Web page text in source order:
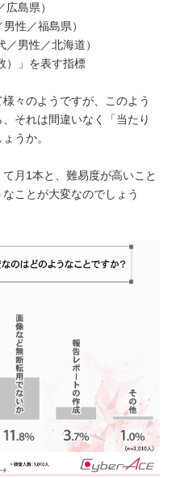
島県）
性／福島県）
男性／北海道）
」を表す指標
々のようですが、このよう
それは間違いなく「当たり
うか。
月1本と、難易度が高いこと
ことが大変なのでしょう